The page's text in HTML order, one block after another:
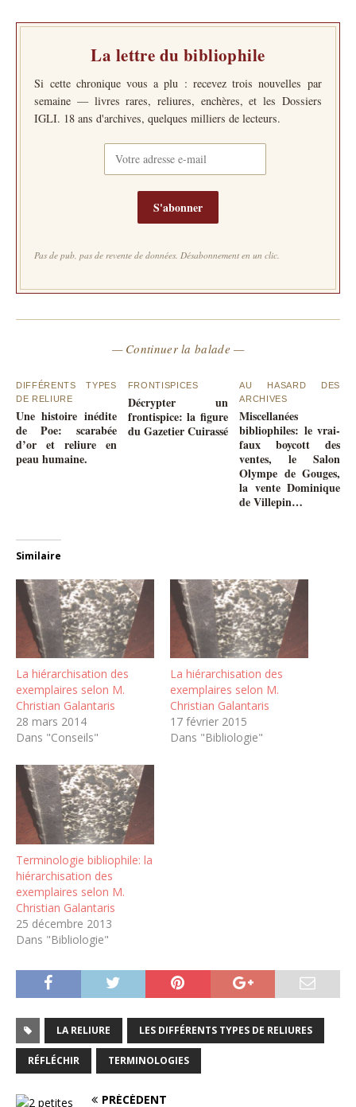
La lettre du bibliophile
Si cette chronique vous a plu : recevez trois nouvelles par
semaine — livres rares, reliures, enchères, et les Dossiers
IGLI. 18 ans d'archives, quelques milliers de lecteurs.
S'abonner
Pas de pub, pas de revente de données. Désabonnement en un clic.
— Continuer la balade —
DIFFÉRENTS TYPES
DE RELIURE
Une histoire inédite
de Poe: scarabée
d’or et reliure en
peau humaine.
FRONTISPICES
Décrypter un
frontispice: la figure
du Gazetier Cuirassé
AU HASARD DES
ARCHIVES
Miscellanées
bibliophiles: le vrai-
faux boycott des
ventes, le Salon
Olympe de Gouges,
la vente Dominique
de Villepin…
Similaire
La hiérarchisation des
exemplaires selon M.
Christian Galantaris
28 mars 2014
Dans "Conseils"
La hiérarchisation des
exemplaires selon M.
Christian Galantaris
17 février 2015
Dans "Bibliologie"
Terminologie bibliophile: la
hiérarchisation des
exemplaires selon M.
Christian Galantaris
25 décembre 2013
Dans "Bibliologie"
LA RELIURE LES DIFFÉRENTS TYPES DE RELIURES
RÉFLÉCHIR TERMINOLOGIES
PRÉCÉDENT